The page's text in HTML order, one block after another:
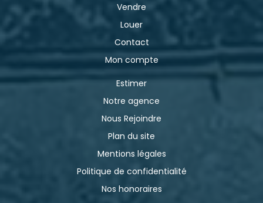
Vendre
Louer
Contact
Mon compte
Estimer
Notre agence
Nous Rejoindre
Plan du site
Mentions légales
Politique de confidentialité
Nos honoraires